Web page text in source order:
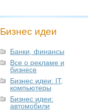
Бизнес идеи
Банки, финансы
Все о рекламе и
бизнесе
Бизнес идеи: IT,
компьютеры
Бизнес идеи:
автомобили